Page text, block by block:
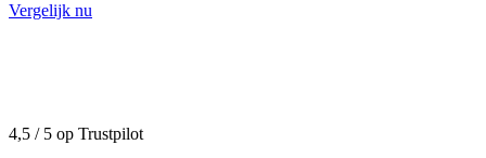
Vergelijk nu
4,5 / 5 op Trustpilot